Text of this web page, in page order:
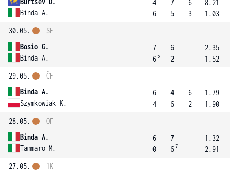
Binda A.
4
6
7
5
6
3
8.21
1.03
30.05.
Bosio G.
Binda A.
SF
7
6 5
6
2
2.35
1.52
29.05.
Binda A.
Szymkowiak K.
ČF
6
4
4
6
6
2
1.79
1.90
28.05.
Binda A.
Tammaro M.
OF
6
0
7
67
1.32
2.91
27.05.
1K